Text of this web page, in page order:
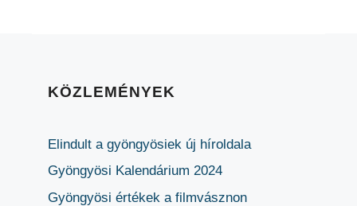
KÖZLEMÉNYEK
Elindult a gyöngyösiek új híroldala
Gyöngyösi Kalendárium 2024
Gyöngyösi értékek a filmvásznon